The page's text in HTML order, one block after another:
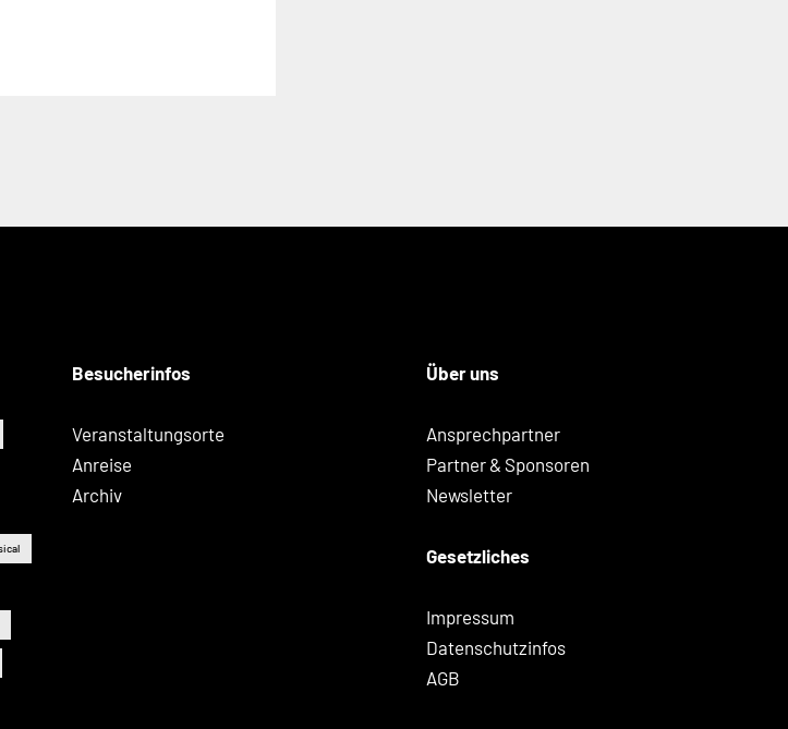
Besucherinfos
Veranstaltungsorte
Anreise
Archiv
Über uns
Ansprechpartner
Partner & Sponsoren
Newsletter
Gesetzliches
Impressum
Datenschutzinfos
AGB